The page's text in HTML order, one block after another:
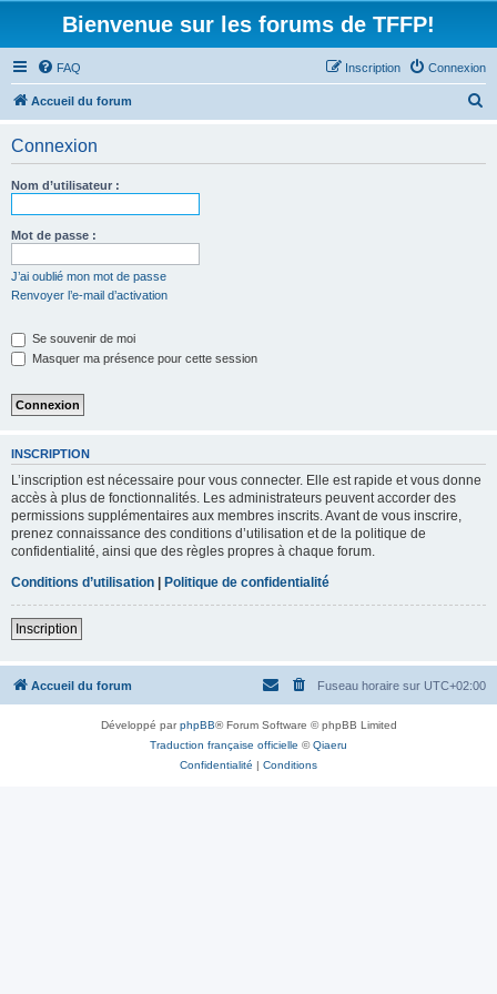
Bienvenue sur les forums de TFFP!
FAQ Connexion
Inscription
Accueil du forum
Connexion
Nom d’utilisateur :
Mot de passe :
J’ai oublié mon mot de passe
Renvoyer l’e-mail d’activation
Se souvenir de moi
Masquer ma présence pour cette session
INSCRIPTION
L’inscription est nécessaire pour vous connecter. Elle est rapide et vous donne
accès à plus de fonctionnalités. Les administrateurs peuvent accorder des
permissions supplémentaires aux membres inscrits. Avant de vous inscrire,
prenez connaissance des conditions d’utilisation et de la politique de
confidentialité, ainsi que des règles propres à chaque forum.
Conditions d’utilisation | Politique de confidentialité
Inscription
Accueil du forum Fuseau horaire sur UTC+02:00
Développé parphpBB® Forum Software © phpBB Limited
Traduction française officielle ©Qiaeru
Confidentialité | Conditions